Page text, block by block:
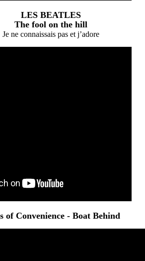
LES BEATLES
The fool on the hill
Je ne connaissais pas et j’adore
of Convenience - Boat Behind